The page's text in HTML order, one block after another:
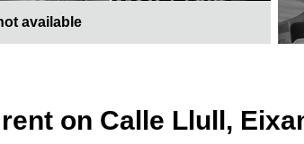
available
on Calle Llull,